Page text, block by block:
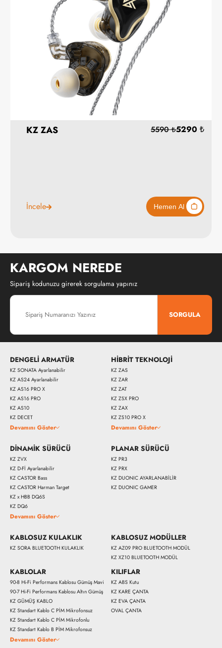
KZ ZAS
İncele
KARGOM NEREDE
Sipariş kodunuzu girerek sorgulama yapınız
SORGULA
DENGELİ ARMATÜR
KZ SONATA Ayarlanabilir
KZ AS24 Ayarlanabilir
KZ AS16 PRO X
KZ AS16 PRO
KZ AS10
KZ DECET
Devamını Göster
HİBRİT TEKNOLOJİ
KZ ZAS
KZ ZAR
KZ ZAT
KZ ZSX PRO
KZ ZAX
KZ ZS10 PRO X
Devamını Göster
DİNAMİK SÜRÜCÜ
KZ ZVX
KZ D-Fİ Ayarlanabilir
KZ CASTOR Bass
KZ CASTOR Harman Target
KZ x HBB DQ6S
KZ DQ6
Devamını Göster
PLANAR SÜRÜCÜ
KZ PR3
KZ PRX
KZ DUONIC AYARLANABİLİR
KZ DUONIC GAMER
KABLOSUZ KULAKLIK
KZ SORA BLUETOOTH KULAKLIK
KABLOSUZ MODÜLLER
KZ AZ09 PRO BLUETOOTH MODÜL
KZ XZ10 BLUETOOTH MODÜL
KABLOLAR
90-8 Hi-Fi Performans Kablosu Gümüş Mavi
90-7 Hi-Fi Performans Kablosu Altın Gümüş
KZ GÜMÜŞ KABLO
KZ Standart Kablo C PİM Mikrofonsuz
KZ Standart Kablo C PİM Mikrofonlu
KZ Standart Kablo B PİM Mikrofonsuz
Devamını Göster
KILIFLAR
KZ ABS Kutu
KZ KARE ÇANTA
KZ EVA ÇANTA
OVAL ÇANTA